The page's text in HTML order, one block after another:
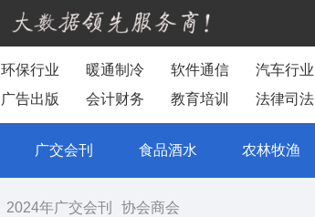
环保行业 暖通制冷 软件通信 汽车行业
广告出版 会计财务 教育培训 法律司法
广交会刊 食品酒水 农林牧渔
2024年广交会刊 协会商会